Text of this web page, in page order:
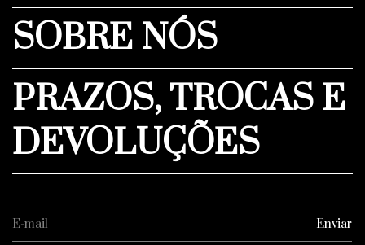
SOBRE NÓS
PRAZOS, TROCAS E
DEVOLUÇÕES